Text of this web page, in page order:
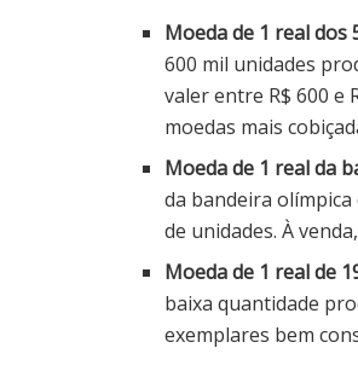
Moeda de 1 real dos
600 mil unidades
valer entre R$ 600 e
moedas mais
Moeda de 1 real da
da bandeira
de unidades. À
Moeda de 1 real de
baixa quantidade
exemplares bem